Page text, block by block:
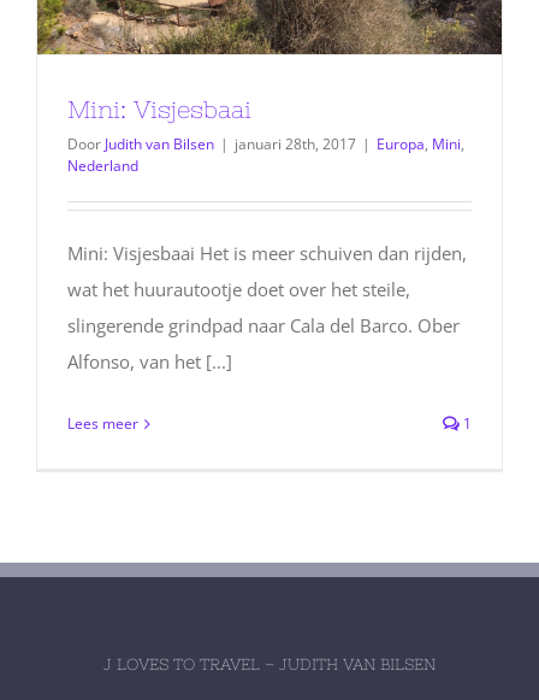
Mini: Visjesbaai
Door Judith van Bilsen | januari 28th, 2017 | Europa, Mini,
Nederland
Mini: Visjesbaai Het is meer schuiven dan rijden,
wat het huurautootje doet over het steile,
slingerende grindpad naar Cala del Barco. Ober
Alfonso, van het [...]
Lees meer 1
J LOVES TO TRAVEL – JUDITH VAN BILSEN